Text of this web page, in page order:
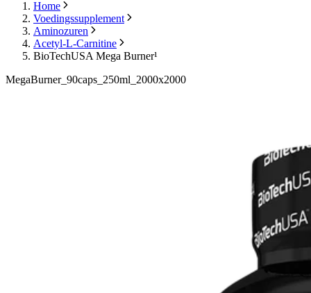
Home
Voedingssupplement
Aminozuren
Acetyl-L-Carnitine
BioTechUSA Mega Burner¹
MegaBurner_90caps_250ml_2000x2000